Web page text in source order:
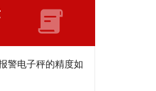
警电子秤的精度如